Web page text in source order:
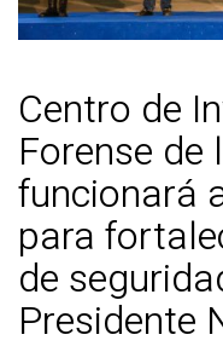
Centro de
Forense de
funcionará
para
de
Presidente